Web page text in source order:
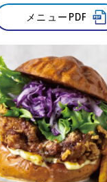
メニューPDF